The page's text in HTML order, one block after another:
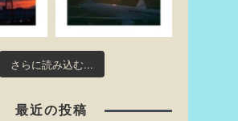
さらに読み込む...
最近の投稿